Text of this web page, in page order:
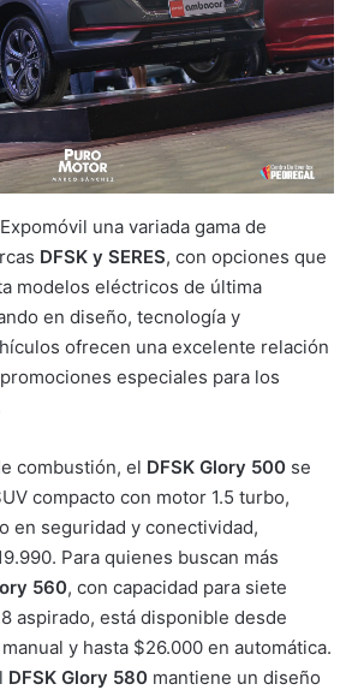
una variada gama de
DFSK y SERES, con opciones que
modelos eléctricos de última
en diseño, tecnología y
ofrecen una excelente relación
especiales para los
combustión, el DFSK Glory 500 se
compacto con motor 1.5 turbo,
en seguridad y conectividad,
Para quienes buscan más
560, con capacidad para siete
aspirado, está disponible desde
y hasta $26.000 en automática.
DFSK Glory 580 mantiene un diseño